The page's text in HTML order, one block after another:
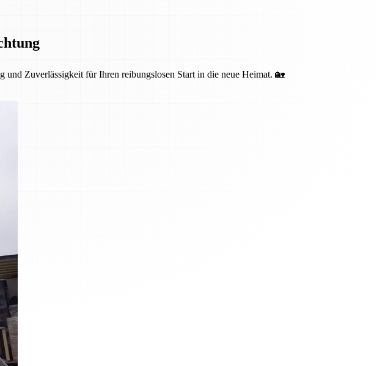
Zuverlässigkeit für Ihren reibungslosen Start in die neue Heimat. 🏡